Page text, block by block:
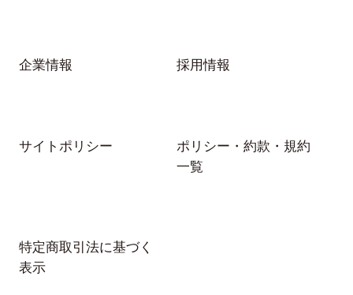
企業情報 採用情報
サイトポリシー
ポリシー・約款・規約
一覧
特定商取引法に基づく
表示